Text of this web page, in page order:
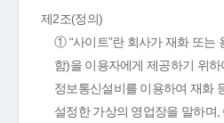
제2조(정의)
① “사이트”란 회사가 재화 또는
함)을 이용자에게 제공하기 위
정보통신설비를 이용하여 재화
설정한 가상의 영업장을 말하며